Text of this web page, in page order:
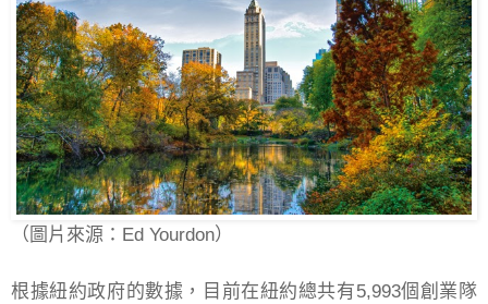
（圖片來源：Ed Yourdon）
根據紐約政府的數據，目前在紐約總共有5,993個創業隊